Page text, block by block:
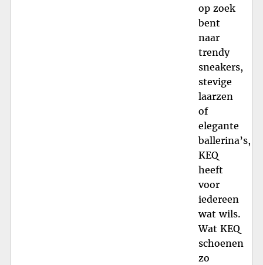
op zoek
bent
naar
trendy
sneakers,
stevige
laarzen
of
elegante
ballerina’s,
KEQ
heeft
voor
iedereen
wat wils.
Wat KEQ
schoenen
zo